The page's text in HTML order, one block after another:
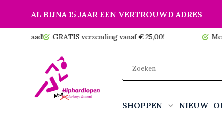
AL BIJNA 15 JAAR EEN VERTROUWD ADRES
GRATIS verzending vanaf € 25,00! Meer
SHOPPEN NIEUW